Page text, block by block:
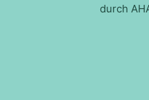
durch